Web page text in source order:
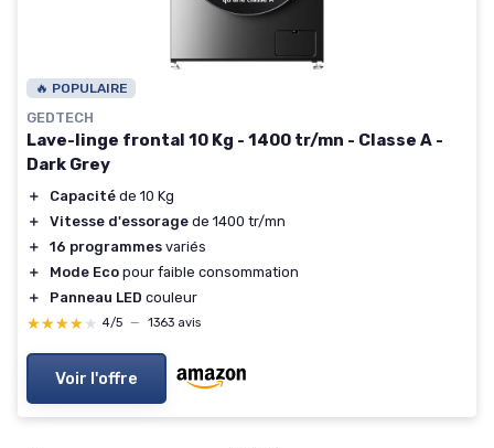
🔥 POPULAIRE
GEDTECH
Lave-linge frontal 10 Kg - 1400 tr/mn - Classe A -
Dark Grey
＋ Capacité de 10 Kg
＋
Vitesse d'essorage de 1400 tr/mn
＋
16 programmes variés
＋
Mode Eco pour faible consommation
＋
Panneau LED couleur
★★★★★
★★★★★ 4/5 — 1363 avis
Voir l'offre